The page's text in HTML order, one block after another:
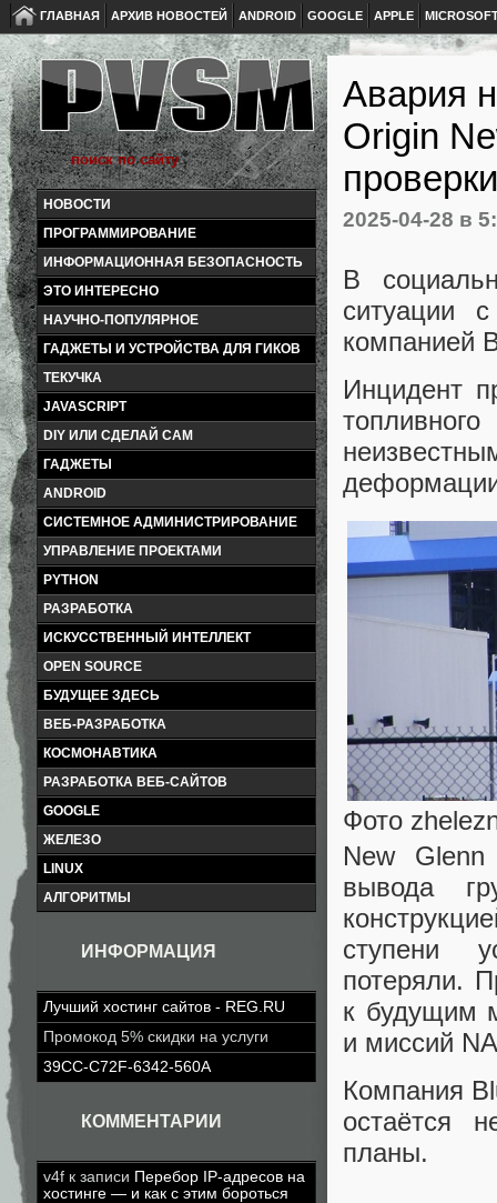
ГЛАВНАЯ АРХИВ НОВОСТЕЙ ANDROID GOOGLE APPLE
НОВОСТИ
ПРОГРАММИРОВАНИЕ
ИНФОРМАЦИОННАЯ БЕЗОПАСНОСТЬ
ЭТО ИНТЕРЕСНО
НАУЧНО-ПОПУЛЯРНОЕ
ГАДЖЕТЫ И УСТРОЙСТВА ДЛЯ ГИКОВ
ТЕКУЧКА
JAVASCRIPT
DIY ИЛИ СДЕЛАЙ САМ
ГАДЖЕТЫ
ANDROID
СИСТЕМНОЕ АДМИНИСТРИРОВАНИЕ
УПРАВЛЕНИЕ ПРОЕКТАМИ
PYTHON
РАЗРАБОТКА
ИСКУССТВЕННЫЙ ИНТЕЛЛЕКТ
OPEN SOURCE
БУДУЩЕЕ ЗДЕСЬ
ВЕБ-РАЗРАБОТКА
КОСМОНАВТИКА
РАЗРАБОТКА ВЕБ-САЙТОВ
GOOGLE
ЖЕЛЕЗО
LINUX
АЛГОРИТМЫ
ИНФОРМАЦИЯ
Лучший хостинг сайтов - REG.RU
Промокод 5% скидки на услуги
39CC-C72F-6342-560A
КОММЕНТАРИИ
v4f к записи Перебор IP-адресов на
хостинге — и как с этим бороться
Авария
Origin
проверки
2025-04-28 в
В
ситуации
компанией
Инцидент
Фото
New
вывода
ступени
потеряли.
к будущим
и миссий
Компания
остаётся
планы.